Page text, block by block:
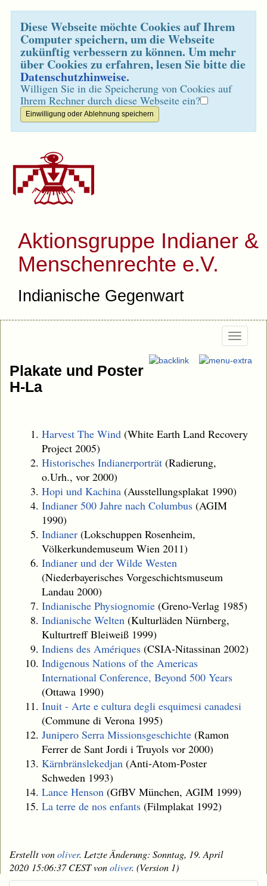
Diese Webseite möchte Cookies auf Ihrem
Computer speichern, um die Webseite
zukünftig verbessern zu können. Um mehr
über Cookies zu erfahren, lesen Sie bitte die
Datenschutzhinweise.
Willigen Sie in die Speicherung von Cookies auf
Ihrem Rechner durch diese Webseite ein?
Aktionsgruppe Indianer &
Menschenrechte e.V.
Indianische Gegenwart
Plakate und Poster
H-La
Harvest The Wind (White Earth Land Recovery
Project 2005)
Historisches Indianerporträt (Radierung,
o.Urh., vor 2000)
Hopi und Kachina (Ausstellungsplakat 1990)
Indianer 500 Jahre nach Columbus (AGIM
1990)
Indianer (Lokschuppen Rosenheim,
Völkerkundemuseum Wien 2011)
Indianer und der Wilde Westen
(Niederbayerisches Vorgeschichtsmuseum
Landau 2000)
Indianische Physiognomie (Greno-Verlag 1985)
Indianische Welten (Kulturläden Nürnberg,
Kulturtreff Bleiweiß 1999)
Indiens des Amériques (CSIA-Nitassinan 2002)
Indigenous Nations of the Americas
International Conference, Beyond 500 Years
(Ottawa 1990)
Inuit - Arte e cultura degli esquimesi canadesi
(Commune di Verona 1995)
Junipero Serra Missionsgeschichte (Ramon
Ferrer de Sant Jordi i Truyols vor 2000)
Kärnbränslekedjan (Anti-Atom-Poster
Schweden 1993)
Lance Henson (GfBV München, AGIM 1999)
La terre de nos enfants (Filmplakat 1992)
Erstellt vonoliver. Letzte Änderung: Sonntag, 19. April
2020 15:06:37 CEST vonoliver. (Version 1)